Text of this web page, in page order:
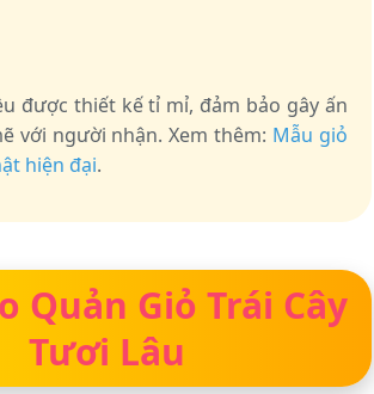
được thiết kế tỉ mỉ, đảm bảo gây ấn
với người nhận. Xem thêm: Mẫu giỏ
hiện đại.
Quản Giỏ Trái Cây
Tươi Lâu